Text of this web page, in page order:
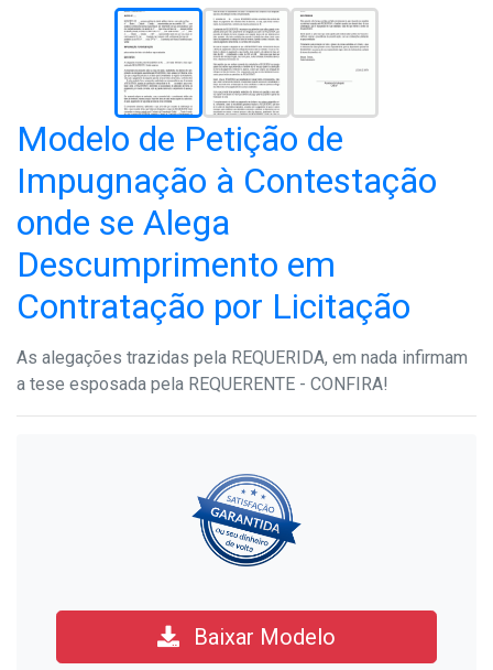
Modelo de Petição de
Impugnação à Contestação
onde se Alega
Descumprimento em
Contratação por Licitação
As alegações trazidas pela REQUERIDA, em nada infirmam
a tese esposada pela REQUERENTE - CONFIRA!
Baixar Modelo